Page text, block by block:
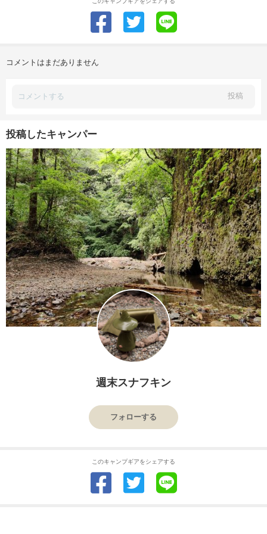
コメントはまだありません
投稿
投稿したキャンパー
週末スナフキン
フォローする
このキャンプギアをシェアする